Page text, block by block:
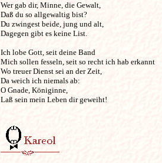
Wer gab dir, Minne, die Gewalt,
Daß du so allgewaltig bist?
Du zwingest beide, jung und alt,
Dagegen gibt es keine List.
Ich lobe Gott, seit deine Band
Mich sollen fesseln, seit so recht ich hab erkannt
Wo treuer Dienst sei an der Zeit,
Da weich ich niemals ab:
O Gnade, Königinne,
Laß sein mein Leben dir geweiht!